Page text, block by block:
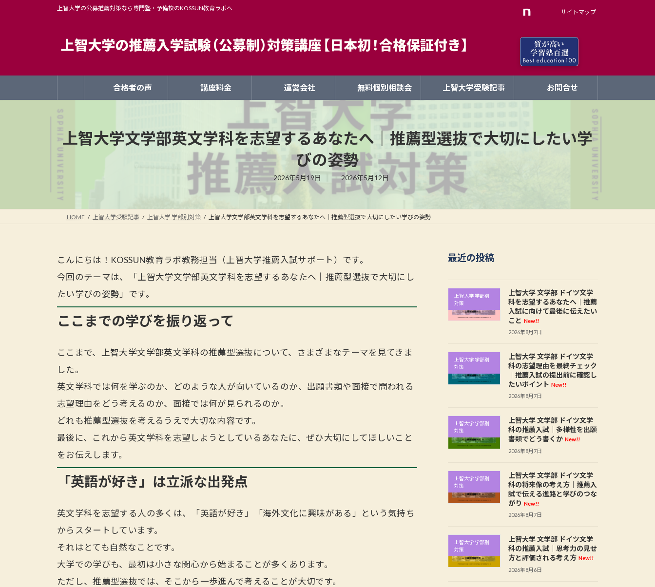
ス
ッ
ン
移
上智大学の公募推薦対策なら専門塾・予備校のKOSSUN教育ラボへ
サイトマップ
合格者の声 講座料金 運営会社 無料個別相談会 上智大学受験記事 お問合せ
上智大学文学部英文学科を志望するあなたへ｜推薦型選抜で大切にしたい学
びの姿勢
2026年5月19日
最
終
更
時
:
2026年5月12日
HOME 上智大学受験記事 上智大学 学部別対策 上智大学文学部英文学科を志望するあなたへ｜推薦型選抜で大切にしたい学びの姿勢
こんにちは！KOSSUN教育ラボ教務担当（上智大学推薦入試サポート）です。
今回のテーマは、「上智大学文学部英文学科を志望するあなたへ｜推薦型選抜で大切にし
たい学びの姿勢」です。
ここまでの学びを振り返って
ここまで、上智大学文学部英文学科の推薦型選抜について、さまざまなテーマを見てきま
した。
英文学科では何を学ぶのか、どのような人が向いているのか、出願書類や面接で問われる
志望理由をどう考えるのか、面接では何が見られるのか。
どれも推薦型選抜を考えるうえで大切な内容です。
最後に、これから英文学科を志望しようとしているあなたに、ぜひ大切にしてほしいこと
をお伝えします。
「英語が好き」は立派な出発点
英文学科を志望する人の多くは、「英語が好き」「海外文化に興味がある」という気持ち
からスタートしています。
それはとても自然なことです。
大学での学びも、最初は小さな関心から始まることが多くあります。
ただし、推薦型選抜では、そこから一歩進んで考えることが大切です。
最近の投稿
上智大学 学部別
対策
上智大学 文学部 ドイツ文学
科を志望するあなたへ｜推薦
入試に向けて最後に伝えたい
こと New!!
2026年8月7日
上智大学 学部別
対策
上智大学 文学部 ドイツ文学
科の志望理由を最終チェック
｜推薦入試の提出前に確認し
たいポイント New!!
2026年8月7日
上智大学 学部別
対策
上智大学 文学部 ドイツ文学
科の推薦入試｜多様性を出願
書類でどう書くか New!!
2026年8月7日
上智大学 学部別
対策
上智大学 文学部 ドイツ文学
科の将来像の考え方｜推薦入
試で伝える進路と学びのつな
がり New!!
2026年8月7日
上智大学 学部別
対策
上智大学 文学部 ドイツ文学
科の推薦入試｜思考力の見せ
方と評価される考え方 New!!
2026年8月6日